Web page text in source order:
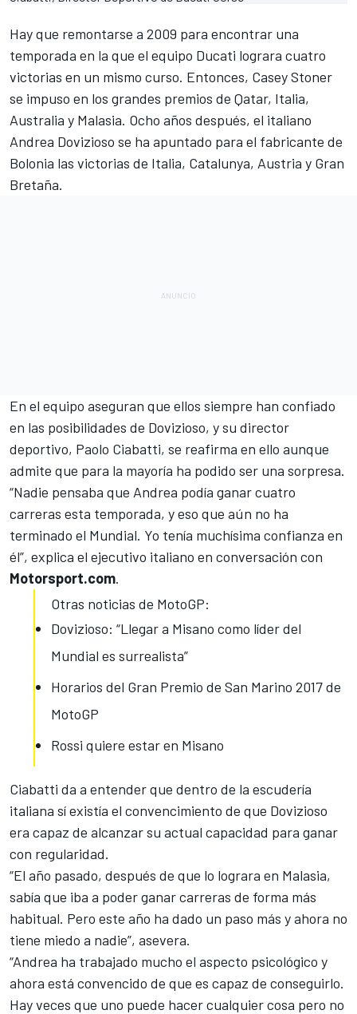
Hay que remontarse a 2009 para encontrar una
temporada en la que el equipo Ducati lograra cuatro
victorias en un mismo curso. Entonces, Casey Stoner
se impuso en los grandes premios de Qatar, Italia,
Australia y Malasia. Ocho años después, el italiano
Andrea Dovizioso se ha apuntado para el fabricante de
Bolonia las victorias de Italia, Catalunya, Austria y Gran
Bretaña.
En el equipo aseguran que ellos siempre han confiado
en las posibilidades de Dovizioso, y su director
deportivo, Paolo Ciabatti, se reafirma en ello aunque
admite que para la mayoría ha podido ser una sorpresa.
“Nadie pensaba que Andrea podía ganar cuatro
carreras esta temporada, y eso que aún no ha
terminado el Mundial. Yo tenía muchísima confianza en
él”, explica el ejecutivo italiano en conversación con
Motorsport.com.
Otras noticias de MotoGP:
Dovizioso: “Llegar a Misano como líder del
Mundial es surrealista”
Horarios del Gran Premio de San Marino 2017 de
MotoGP
Rossi quiere estar en Misano
Ciabatti da a entender que dentro de la escudería
italiana sí existía el convencimiento de que Dovizioso
era capaz de alcanzar su actual capacidad para ganar
con regularidad.
“El año pasado, después de que lo lograra en Malasia,
sabía que iba a poder ganar carreras de forma más
habitual. Pero este año ha dado un paso más y ahora no
tiene miedo a nadie”, asevera.
“Andrea ha trabajado mucho el aspecto psicológico y
ahora está convencido de que es capaz de conseguirlo.
Hay veces que uno puede hacer cualquier cosa pero no